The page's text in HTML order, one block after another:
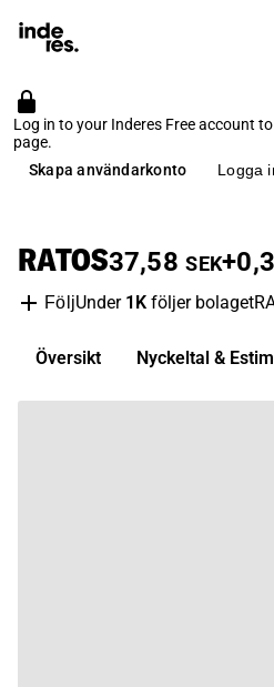
Log in to your Inderes Free account
page.
Skapa användarkonto
Logga
RATOS37,58 SEK
FöljUnder 1K följer bolaget
Översikt Nyckeltal &